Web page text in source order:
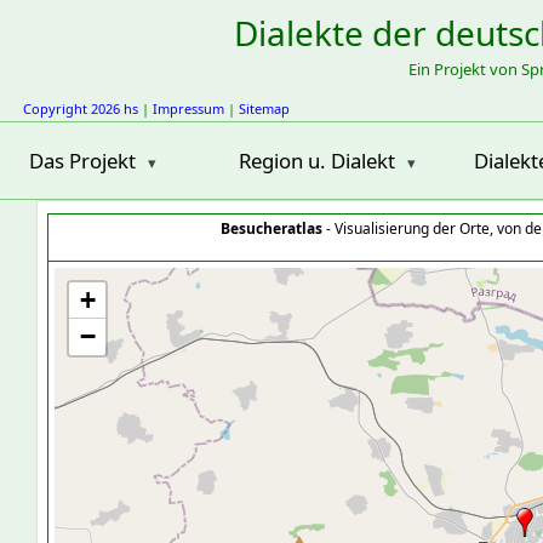
Dialekte der
Ein Projekt von
Copyright 2026 hs | Impressum | Sitemap
Das Projekt Region u. Dialekt
Besucheratlas- Visualisierung der Orte, von
+
−